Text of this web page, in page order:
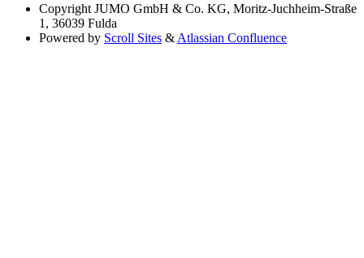
Copyright JUMO GmbH & Co. KG, Moritz-Juchheim-Straße
1, 36039 Fulda
Powered by Scroll Sites & Atlassian Confluence